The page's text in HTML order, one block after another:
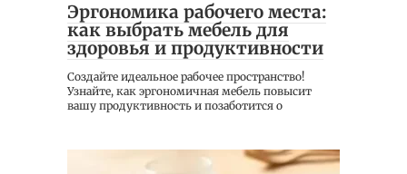
Эргономика рабочего места:
как выбрать мебель для
здоровья и продуктивности
Создайте идеальное рабочее пространство!
Узнайте, как эргономичная мебель повысит
вашу продуктивность и позаботится о